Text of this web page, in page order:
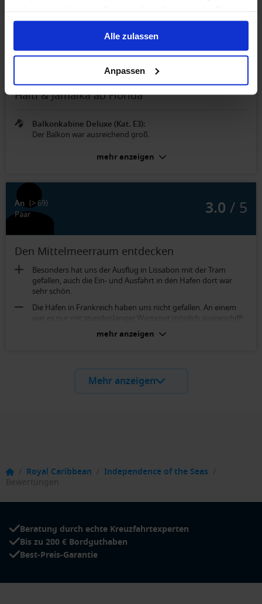
gesammelt haben.
Alle zulassen
Anpassen
Paar
5.0/ 5
Haiti & Jamaika ab Florida
Balkonkabine Deluxe (Kat. E3):
Der Balkon war ausreichend groß.
mehr anzeigen
An (> 69)
Paar
3.0 / 5
Den Mittelmeerraum entdecken
Besonders hat uns der Ausflug in Lissabon mit der Tram
gefallen, auch die Ein- und Ausfahrt in den Hafen dort war
sehr schön.
Die Häfen in Frankreich haben uns nicht gefallen. An einem
war es nur mit stundenlanger Wartezeit möglich ausgeschifft
zu werden. Wir haben dann nach 1 Stunde warten darauf
verzichtet, da unsere Wartenummer noch lange nicht dran
Garantiekabine Balkon (Kat. X):
Liegestühle auf dem Balkon waren zu unkomfortabel für uns.
mehr anzeigen
Mehr anzeigen
/ Royal Caribbean / Independence of the Seas /
Bewertungen
Beratung durch echte Kreuzfahrtexperten
Bis zu 200 € Bordguthaben
Best-Preis-Garantie